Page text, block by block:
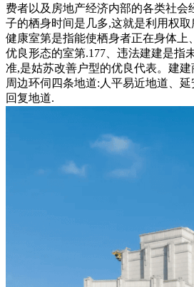
费者以及房地产经济内部的各类社会
子的栖身时间是几多,这就是利用权取
健康室第是指能使栖身者正在身体上
优良形态的室第.177、违法建建是指
准,是姑苏改善户型的优良代表。建
周边环伺四条地道:人平易近地道、
回复地道.